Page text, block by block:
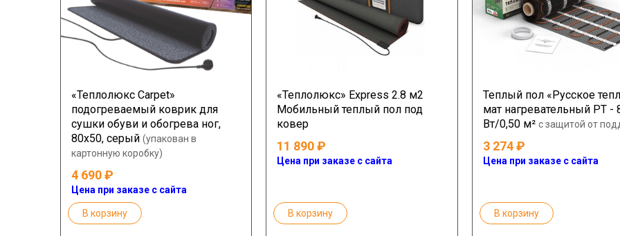
«Теплолюкс Carpet»
подогреваемый коврик для
сушки обуви и обогрева ног,
80х50, серый (упакован в
картонную коробку)
4 690
Цена при заказе с сайта
В корзину
«Теплолюкс» Express 2.8 м2
Мобильный теплый пол под
ковер
11 890
Цена при заказе с сайта
В корзину
Теплый пол «Русское
мат нагревательный РТ -
Вт/0,50 м² с защитой от
3 274
Цена при заказе с сайта
В корзину